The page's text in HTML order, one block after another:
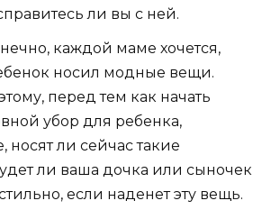
ли вы с ней.
каждой маме хочется,
носил модные вещи.
перед тем как начать
убор для ребенка,
носят ли сейчас такие
ли ваша дочка или сыночек
если наденет эту вещь.